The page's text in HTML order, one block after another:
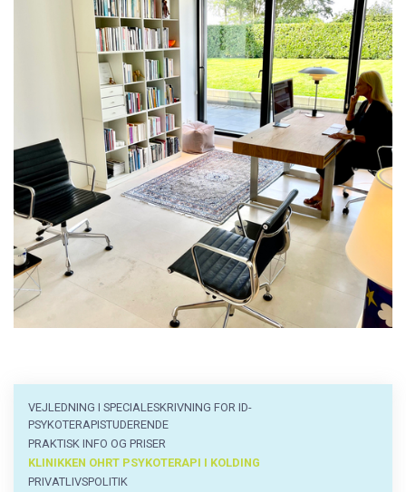
Information
VEJLEDNING I SPECIALESKRIVNING FOR ID-
PSYKOTERAPISTUDERENDE
PRAKTISK INFO OG PRISER
KLINIKKEN OHRT PSYKOTERAPI I KOLDING
PRIVATLIVSPOLITIK